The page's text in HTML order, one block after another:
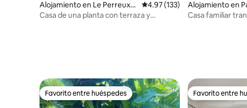
Alojamiento en Le Perreux-s
ur-Marne
Calificación promedio: 4.97 de
4.97 (133)
Casa de una planta con terraza y
Alojamiento en
Casa familiar
Favorito entre huéspedes
Favorito entre huéspedes Favorito entre
Favorito entre